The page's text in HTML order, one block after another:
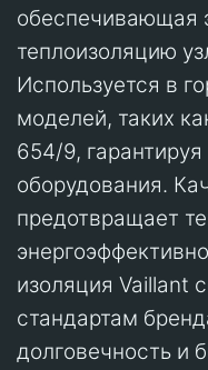
обеспечивающая
теплоизоляцию
Используется в
моделей, таких
654/9,
оборудования.
предотвращает
изоляция Vaillant
стандартам
долговечность и